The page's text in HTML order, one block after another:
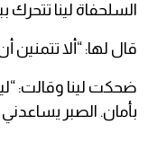
السلحفاة لينا
قال لها: “ألا تتمنين
ضحكت لينا وقالت:
بأمان. الصبر يساعدني